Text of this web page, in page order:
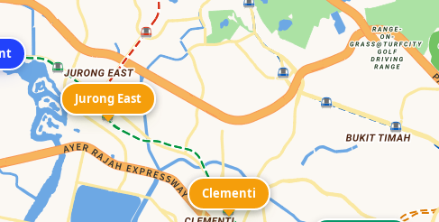
Jurong East
Clementi
Jurong East
Clementi